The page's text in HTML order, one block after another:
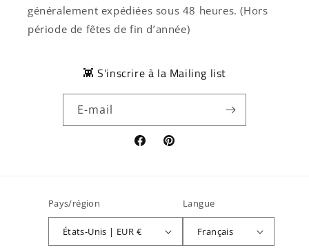
généralement expédiées sous 48 heures. (Hors
période de fêtes de fin d’année)
👾 S'inscrire à la Mailing list
E-mail
FacebookPinterest
Pays/région
États-Unis | EUR €
Langue
Français